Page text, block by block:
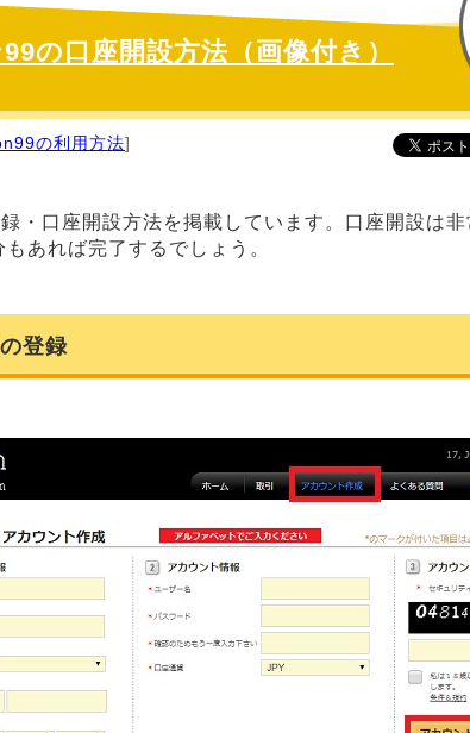
の口座開設方法（画像付き）
の利用方法]
・口座開設方法を掲載しています。口座開設は
あれば完了するでしょう。
登録